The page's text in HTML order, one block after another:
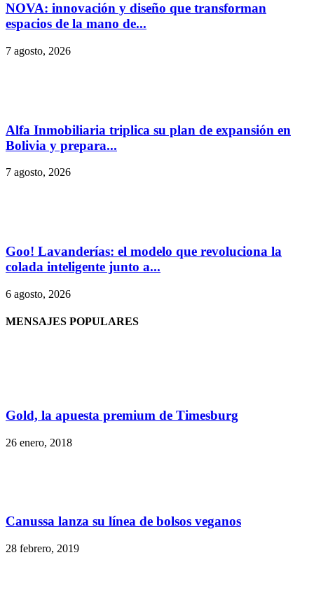
NOVA: innovación y diseño que transforman
espacios de la mano de...
7 agosto, 2026
Alfa Inmobiliaria triplica su plan de expansión en
Bolivia y prepara...
7 agosto, 2026
Goo! Lavanderías: el modelo que revoluciona la
colada inteligente junto a...
6 agosto, 2026
MENSAJES POPULARES
Gold, la apuesta premium de Timesburg
26 enero, 2018
Canussa lanza su línea de bolsos veganos
28 febrero, 2019